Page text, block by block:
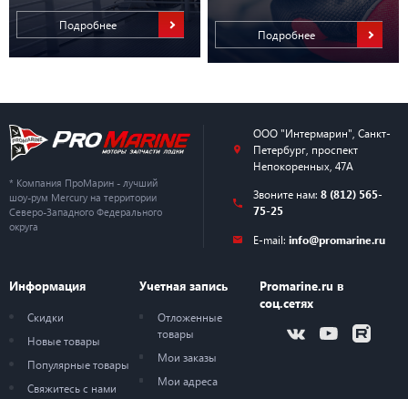
Подробнее
Подробнее
* Компания ПроМарин - лучший
шоу-рум Mercury на территории
Северо-Западного Федерального
округа
ООО "Интермарин" Санкт-
Петербург, проспект
Непокоренных, 47А
Звоните нам: 8 (812) 565-
75-25
E-mail: info@promarine.ru
Информация
Скидки
Новые товары
Популярные товары
Свяжитесь с нами
Учетная запись
Отложенные
товары
Мои заказы
Мои адреса
Promarine.ru в
соц.сетях